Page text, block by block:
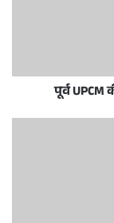
पूर्व